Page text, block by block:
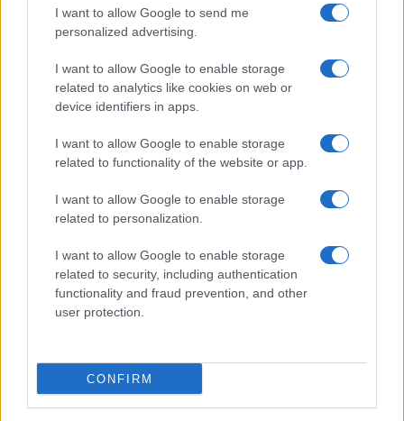
I want to allow Google to send me
personalized advertising.
I want to allow Google to enable storage
related to analytics like cookies on web or
device identifiers in apps.
I want to allow Google to enable storage
related to functionality of the website or app.
I want to allow Google to enable storage
related to personalization.
I want to allow Google to enable storage
related to security, including authentication
functionality and fraud prevention, and other
user protection.
CONFIRM
Stride Staked Injective
Vested XOR
(JDB)
FibSwap DEX
(FIBO)
TruFin Staked APT
kpk ETH Prime
(KPK ETH PRIME)